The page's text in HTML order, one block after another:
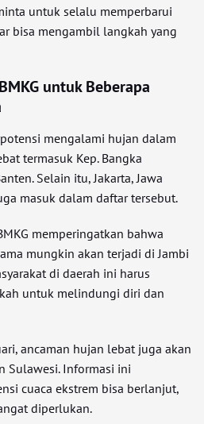
untuk selalu memperbarui
bisa mengambil langkah yang
untuk Beberapa
mengalami hujan dalam
termasuk Kep. Bangka
Selain itu, Jakarta, Jawa
masuk dalam daftar tersebut.
memperingatkan bahwa
mungkin akan terjadi di Jambi
di daerah ini harus
untuk melindungi diri dan
ancaman hujan lebat juga akan
Sulawesi. Informasi ini
cuaca ekstrem bisa berlanjut,
diperlukan.